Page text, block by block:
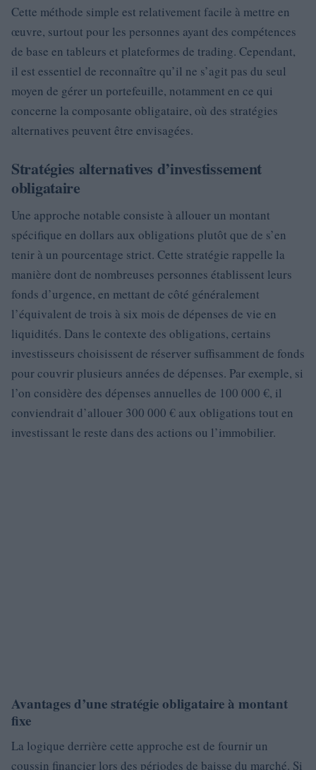
Cette méthode simple est relativement facile à mettre en
œuvre, surtout pour les personnes ayant des compétences
de base en tableurs et plateformes de trading. Cependant,
il est essentiel de reconnaître qu’il ne s’agit pas du seul
moyen de gérer un portefeuille, notamment en ce qui
concerne la composante obligataire, où des stratégies
alternatives peuvent être envisagées.
Stratégies alternatives d’investissement
obligataire
Une approche notable consiste à allouer un montant
spécifique en dollars aux obligations plutôt que de s’en
tenir à un pourcentage strict. Cette stratégie rappelle la
manière dont de nombreuses personnes établissent leurs
fonds d’urgence, en mettant de côté généralement
l’équivalent de trois à six mois de dépenses de vie en
liquidités. Dans le contexte des obligations, certains
investisseurs choisissent de réserver suffisamment de fonds
pour couvrir plusieurs années de dépenses. Par exemple, si
l’on considère des dépenses annuelles de 100 000 €, il
conviendrait d’allouer 300 000 € aux obligations tout en
investissant le reste dans des actions ou l’immobilier.
Avantages d’une stratégie obligataire à montant
fixe
La logique derrière cette approche est de fournir un
coussin financier lors des périodes de baisse du marché. Si